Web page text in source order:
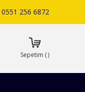
0551 256 6872
Sepetim ()